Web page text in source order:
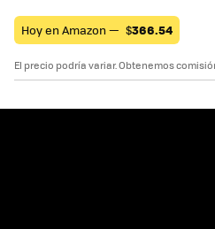
Hoy en Amazon — $366.54
El precio podría variar. Obtenemos